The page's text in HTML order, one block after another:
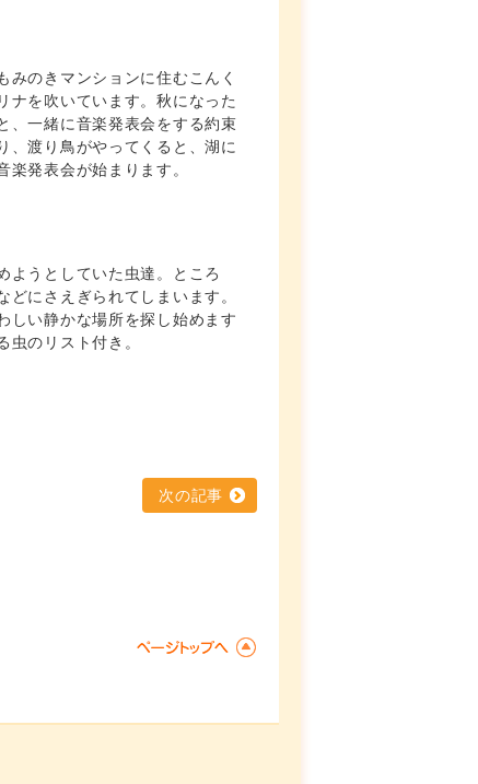
みのきマンションに住むこんく
ナを吹いています。秋になった
、一緒に音楽発表会をする約束
、渡り鳥がやってくると、湖に
楽発表会が始まります。
ようとしていた虫達。ところ
にさえぎられてしまいます。
しい静かな場所を探し始めます
のリスト付き。
次の記事